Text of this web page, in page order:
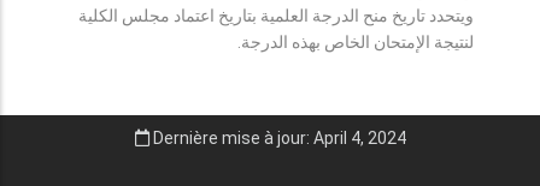
ويتحدد تاريخ منح الدرجة العلمية بتاريخ اعتماد مجلس الكلية
لنتيجة الإمتحان الخاص بهذه الدرجة.
Dernière mise à jour: April 4, 2024